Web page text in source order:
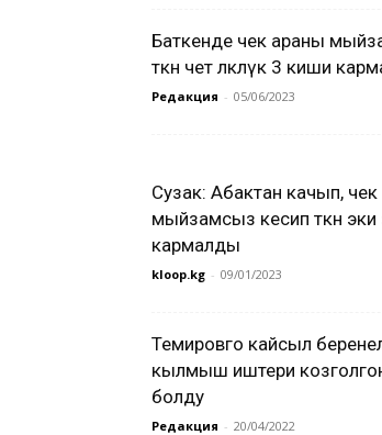
Баткенде чек араны
өткөн чет өлкөлүк 3 киши
Редакция - 05/06/2023
Сузак: Абактан качып,
мыйзамсыз кесип өткөн
кармалды
kloop.kg - 09/01/2023
Темировго кайсыл
кылмыш иштери
болду
Редакция - 20/04/2022